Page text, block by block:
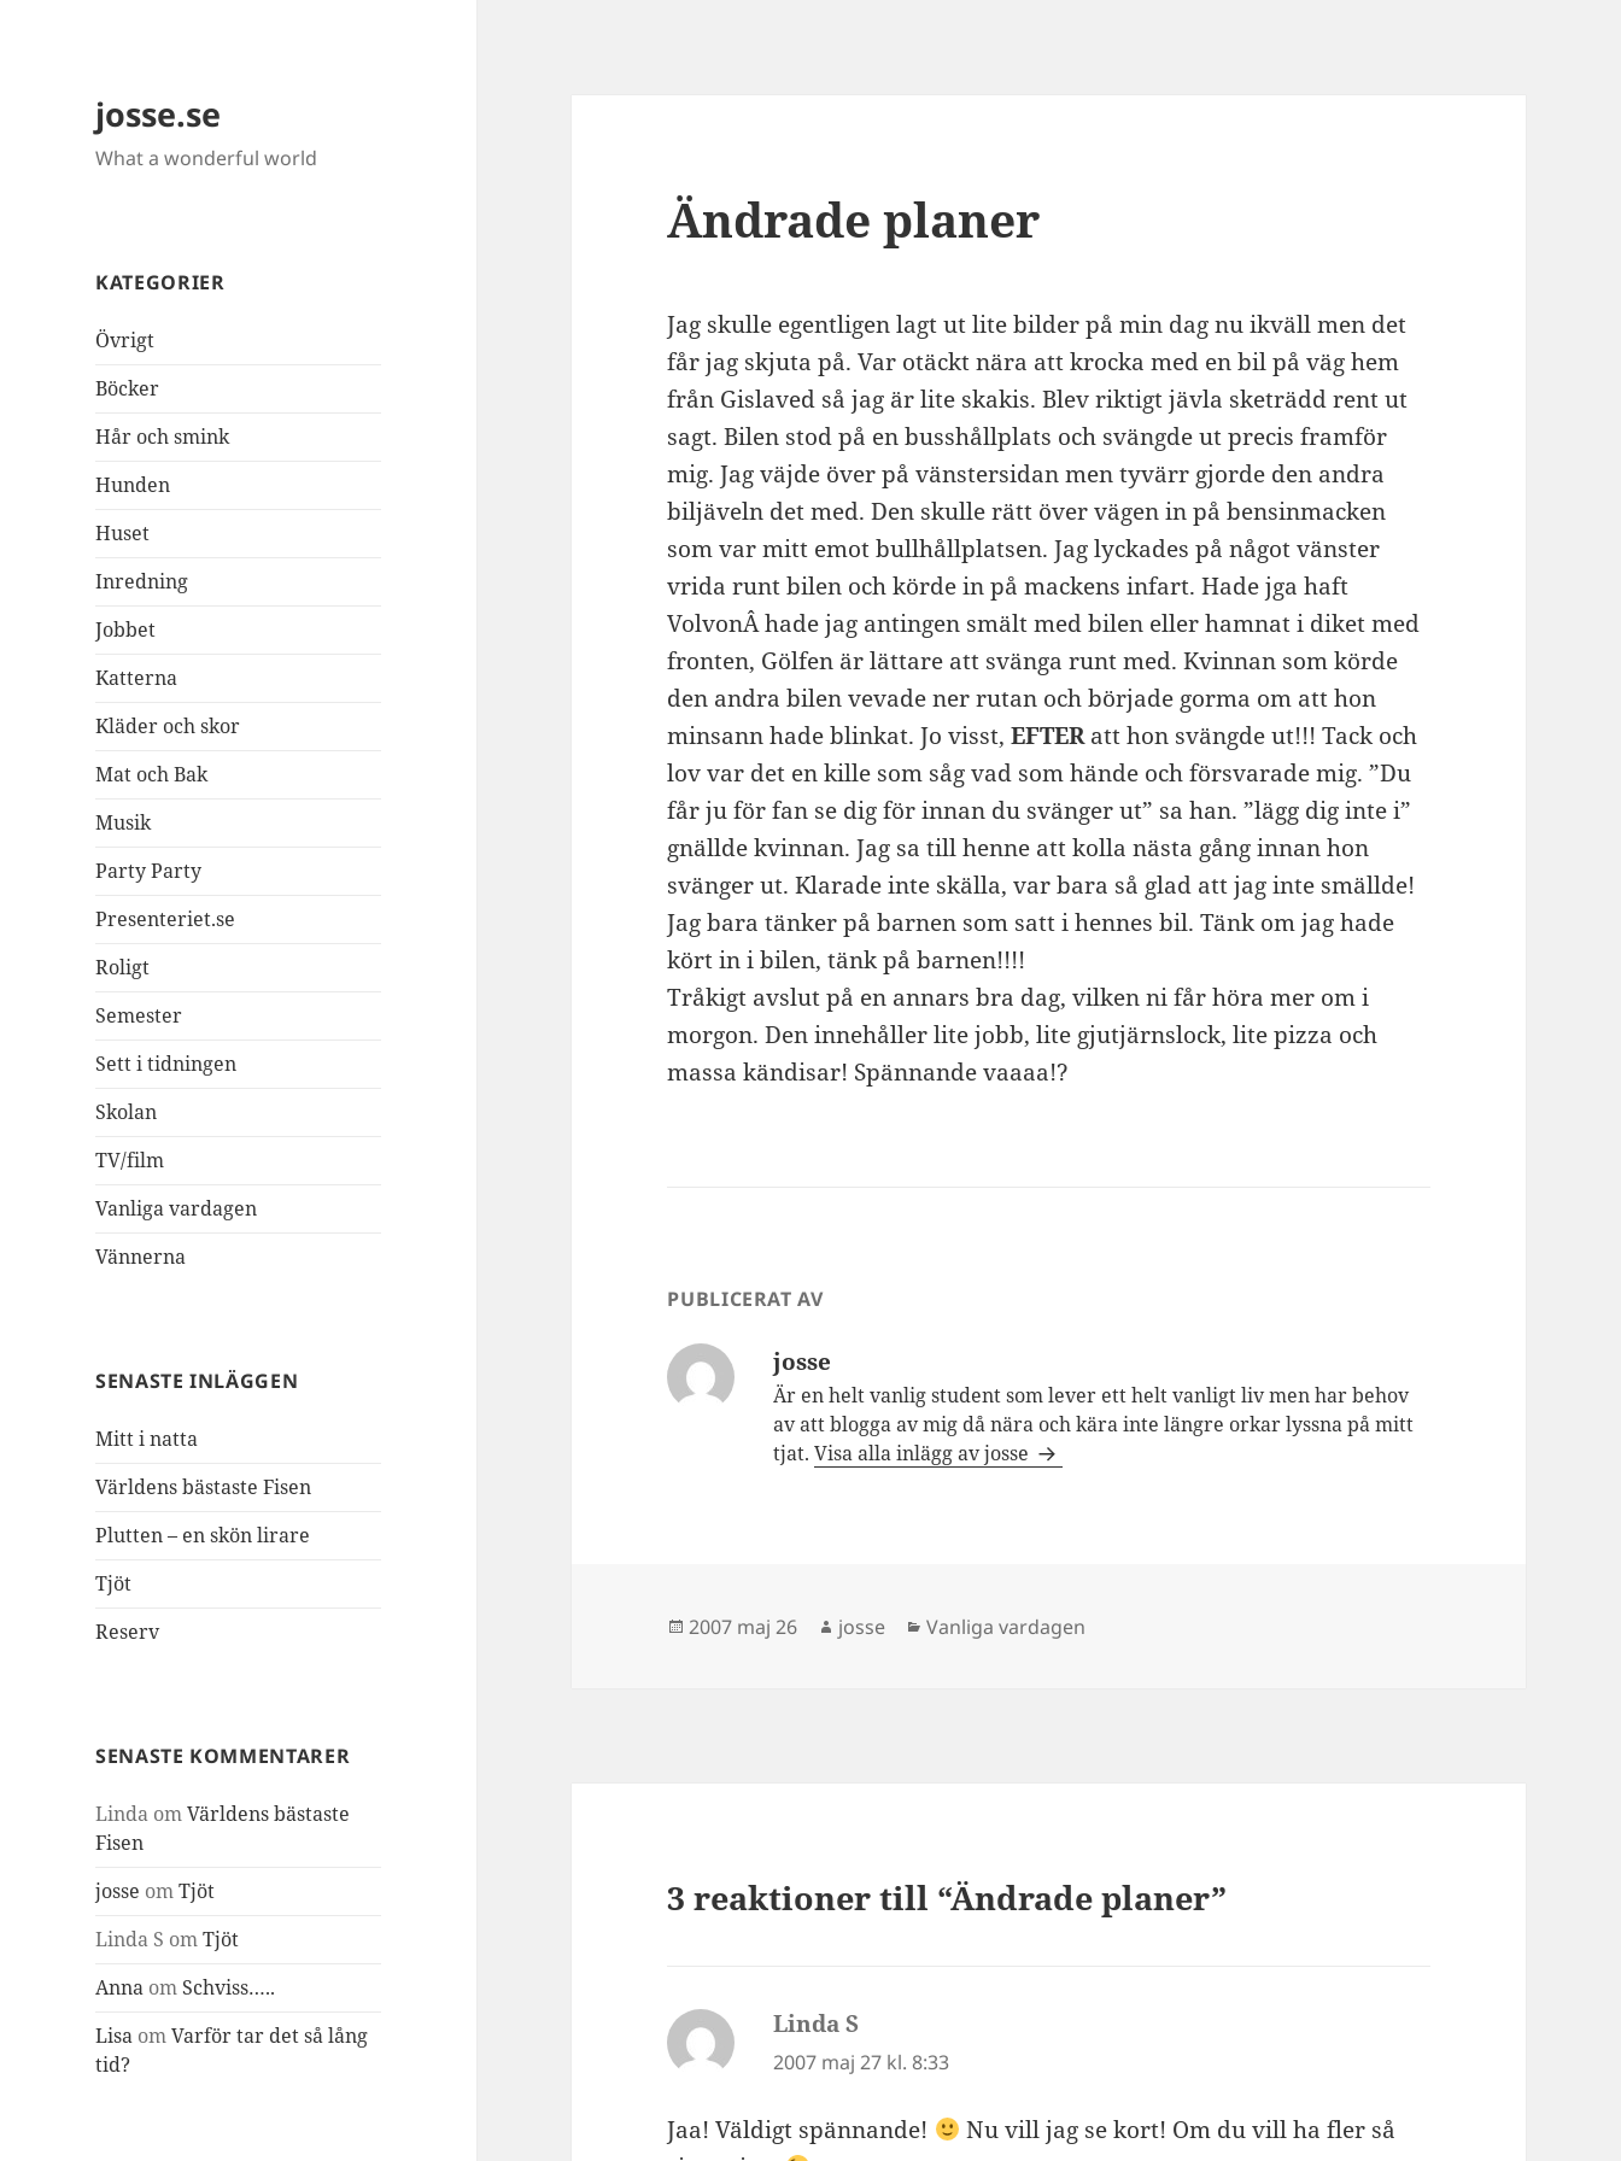
josse.se
What a wonderful world
KATEGORIER
Övrigt
Böcker
Hår och smink
Hunden
Huset
Inredning
Jobbet
Katterna
Kläder och skor
Mat och Bak
Musik
Party Party
Presenteriet.se
Roligt
Semester
Sett i tidningen
Skolan
TV/film
Vanliga vardagen
Vännerna
SENASTE INLÄGGEN
Mitt i natta
Världens bästaste Fisen
Plutten – en skön lirare
Tjöt
Reserv
SENASTE KOMMENTARER
Linda omVärldens bästaste
Fisen
josse omTjöt
Linda S omTjöt
Anna om Schviss…..
Lisa omVarför tar det så lång
tid?
Ändrade planer
Jag skulle egentligen lagt ut lite bilder på min dag nu ikväll men det
får jag skjuta på. Var otäckt nära att krocka med en bil på väg hem
från Gislaved så jag är lite skakis. Blev riktigt jävla sketrädd rent ut
sagt. Bilen stod på en busshållplats och svängde ut precis framför
mig. Jag väjde över på vänstersidan men tyvärr gjorde den andra
biljäveln det med. Den skulle rätt över vägen in på bensinmacken
som var mitt emot bullhållplatsen. Jag lyckades på något vänster
vrida runt bilen och körde in på mackens infart. Hade jga haft
VolvonÂ hade jag antingen smält med bilen eller hamnat i diket med
fronten, Gölfen är lättare att svänga runt med. Kvinnan som körde
den andra bilen vevade ner rutan och började gorma om att hon
minsann hade blinkat. Jo visst,EFTERatt hon svängde ut!!! Tack och
lov var det en kille som såg vad som hände och försvarade mig. ”Du
får ju för fan se dig för innan du svänger ut” sa han. ”lägg dig inte i”
gnällde kvinnan. Jag sa till henne att kolla nästa gång innan hon
svänger ut. Klarade inte skälla, var bara så glad att jag inte smällde!
Jag bara tänker på barnen som satt i hennes bil. Tänk om jag hade
kört in i bilen, tänk på barnen!!!!
Tråkigt avslut på en annars bra dag, vilken ni får höra mer om i
morgon. Den innehåller lite jobb, lite gjutjärnslock, lite pizza och
massa kändisar! Spännande vaaaa!?
PUBLICERAT AV
josse
Är en helt vanlig student som lever ett helt vanligt liv men har behov
av att blogga av mig då nära och kära inte längre orkar lyssna på mitt
tjat.Visa alla inlägg av josse
Postat
2007 maj 26 Författare
josse Kategorier
Vanliga vardagen
3 reaktioner till “Ändrade planer”
Linda S
2007 maj 27 kl. 8:33
Jaa! Väldigt spännande!
Nu vill jag se kort! Om du vill ha fler så